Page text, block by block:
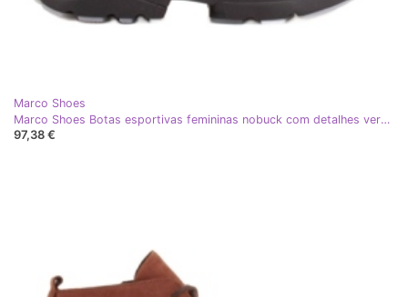
Marco Shoes
Marco Shoes Botas esportivas femininas nobuck com detalhes vermelhos preto
97,38 €